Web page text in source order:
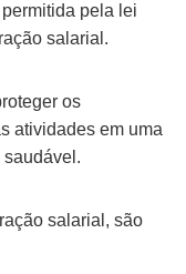
pela lei
salarial.
os
atividades em uma
saudável.
salarial, são